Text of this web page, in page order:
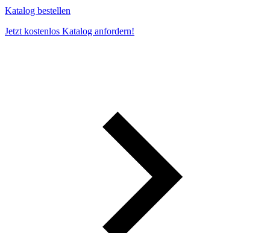
Katalog bestellen
Jetzt kostenlos Katalog anfordern!